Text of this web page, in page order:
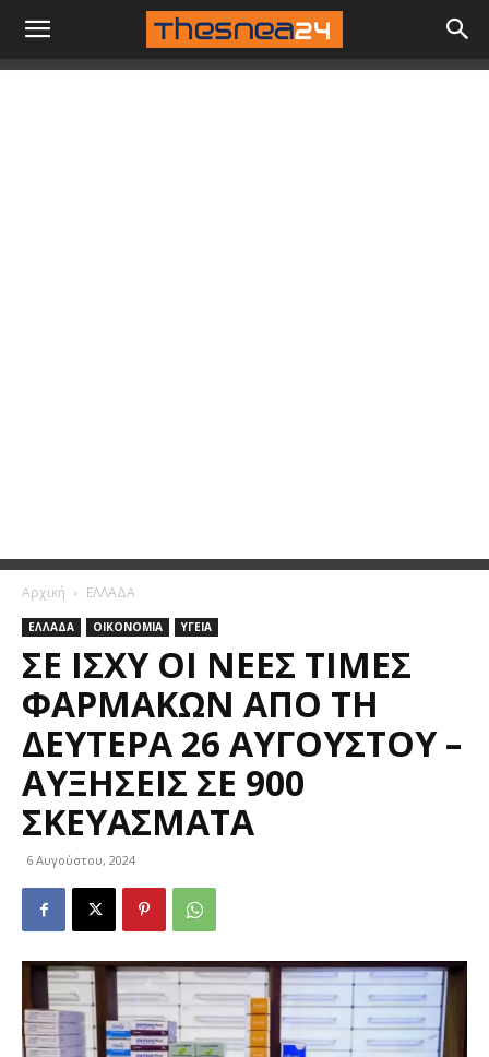
Αρχική ΕΛΛΑΔΑ
ΕΛΛΑΔΑ ΟΙΚΟΝΟΜΙΑ ΥΓΕΙΑ
ΣΕ ΙΣΧΎ ΟΙ ΝΈΕΣ ΤΙΜΈΣ
ΦΑΡΜΆΚΩΝ ΑΠΌ ΤΗ
ΔΕΥΤΈΡΑ 26 ΑΥΓΟΎΣΤΟΥ –
ΑΥΞΉΣΕΙΣ ΣΕ 900
ΣΚΕΥΆΣΜΑΤΑ
6 Αυγούστου, 2024